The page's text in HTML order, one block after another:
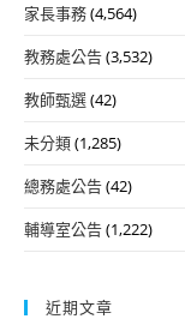
家長事務(4,564)
教務處公告(3,532)
教師甄選(42)
未分類(1,285)
總務處公告(42)
輔導室公告(1,222)
近期文章